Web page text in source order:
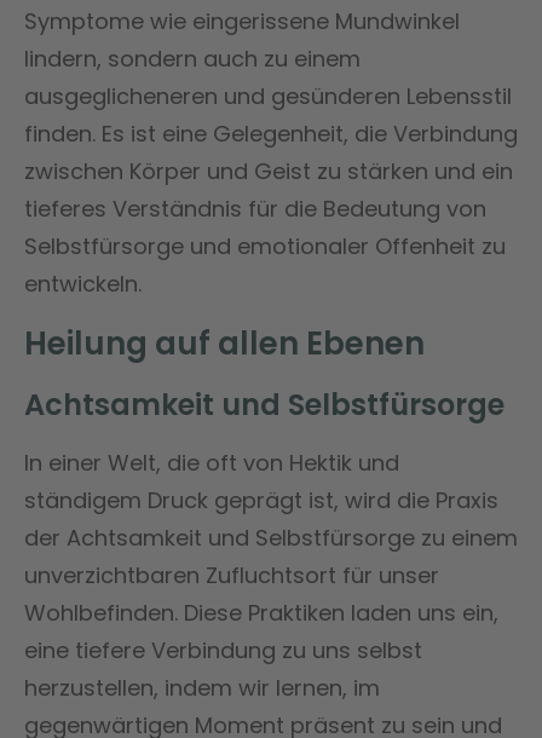
Symptome wie eingerissene Mundwinkel
lindern, sondern auch zu einem
ausgeglicheneren und gesünderen Lebensstil
finden. Es ist eine Gelegenheit, die Verbindung
zwischen Körper und Geist zu stärken und ein
tieferes Verständnis für die Bedeutung von
Selbstfürsorge und emotionaler Offenheit zu
entwickeln.
Heilung auf allen Ebenen
Achtsamkeit und Selbstfürsorge
In einer Welt, die oft von Hektik und
ständigem Druck geprägt ist, wird die Praxis
der Achtsamkeit und Selbstfürsorge zu einem
unverzichtbaren Zufluchtsort für unser
Wohlbefinden. Diese Praktiken laden uns ein,
eine tiefere Verbindung zu uns selbst
herzustellen, indem wir lernen, im
gegenwärtigen Moment präsent zu sein und